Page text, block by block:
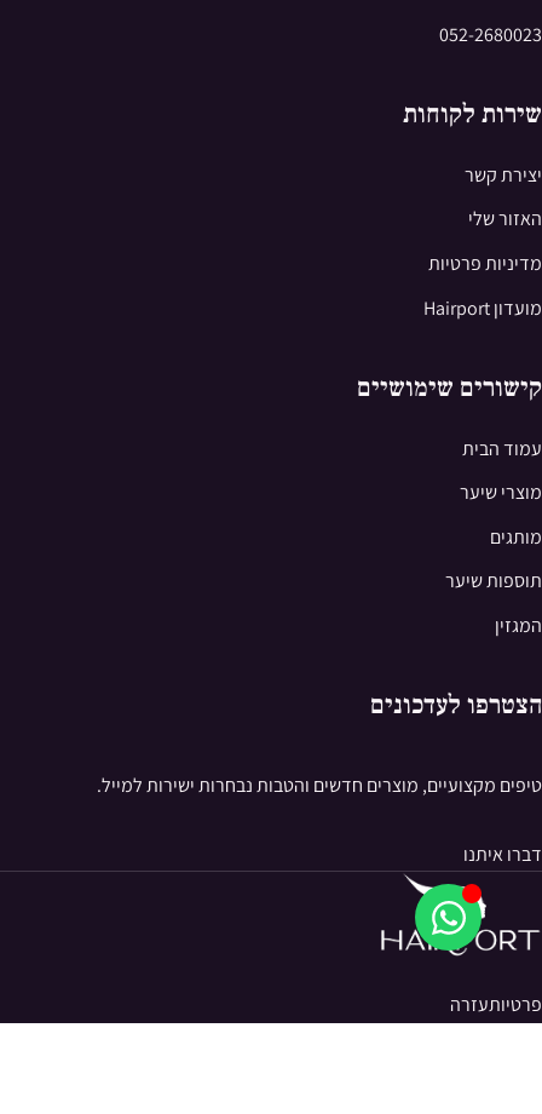
052-2680023
שירות לקוחות
יצירת קשר
האזור שלי
מדיניות פרטיות
מועדון Hairport
קישורים שימושיים
עמוד הבית
מוצרי שיער
מותגים
תוספות שיער
המגזין
הצטרפו לעדכונים
טיפים מקצועיים, מוצרים חדשים והטבות נבחרות ישירות למייל.
דברו איתנו
פרטיותעזרה